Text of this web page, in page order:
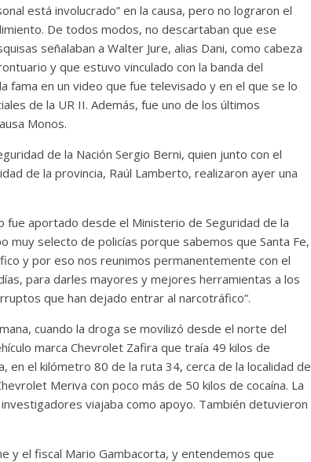
está involucrado” en la causa, pero no lograron el
De todos modos, no descartaban que ese
señalaban a Walter Jure, alias Dani, como cabeza
y que estuvo vinculado con la banda del
fama en un video que fue televisado y en el que se lo
de la UR II. Además, fue uno de los últimos
Monos.
de la Nación Sergio Berni, quien junto con el
de la provincia, Raúl Lamberto, realizaron ayer una
aportado desde el Ministerio de Seguridad de la
muy selecto de policías porque sabemos que Santa Fe,
y por eso nos reunimos permanentemente con el
para darles mayores y mejores herramientas a los
que han dejado entrar al narcotráfico”.
cuando la droga se movilizó desde el norte del
marca Chevrolet Zafira que traía 49 kilos de
en el kilómetro 80 de la ruta 34, cerca de la localidad de
Meriva con poco más de 50 kilos de cocaína. La
viajaba como apoyo. También detuvieron
y el fiscal Mario Gambacorta, y entendemos que